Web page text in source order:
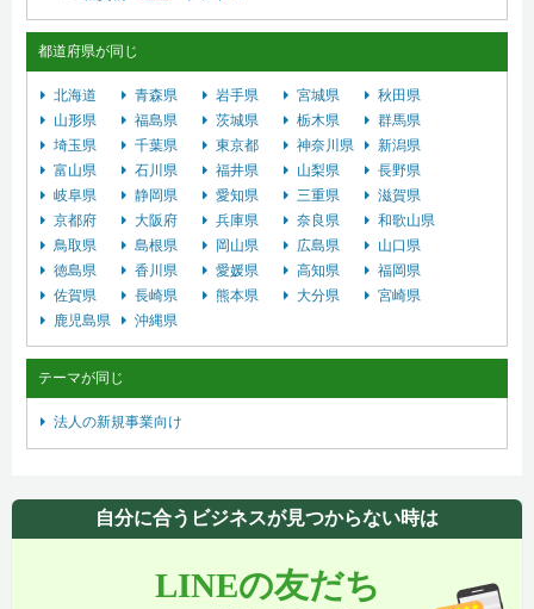
都道府県が同じ
北海道 青森県 岩手県 宮城県
秋田県
山形県
福島県 茨城県 栃木県
群馬県
埼玉県
千葉県 東京都 神奈川県
新潟県
富山県
石川県 福井県 山梨県
長野県
岐阜県
静岡県 愛知県 三重県
滋賀県
京都府
大阪府 兵庫県 奈良県
和歌山県
鳥取県
島根県 岡山県 広島県
山口県
徳島県
香川県 愛媛県 高知県
福岡県
佐賀県
長崎県 熊本県 大分県
宮崎県
鹿児島県
沖縄県
テーマが同じ
法人の新規事業向け
自分に合うビジネスが見つからない時は
LINEの友だち